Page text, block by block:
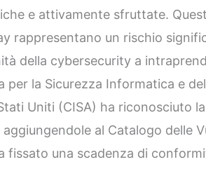
e attivamente sfruttate.
rappresentano un rischio
della cybersecurity a
per la Sicurezza Informatica e
Uniti (CISA) ha riconosciuto
al Catalogo delle
fissato una scadenza di